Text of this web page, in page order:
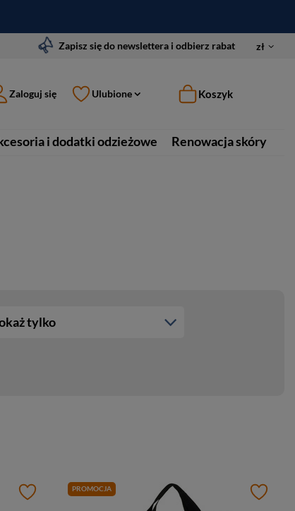
Zapisz się do newslettera i odbierz rabat zł
Zaloguj się Ulubione Koszyk
i dodatki odzieżowe
Renowacja skóry
tylko
PROMOCJA